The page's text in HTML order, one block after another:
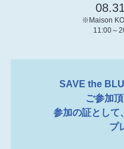
08.31
※Maison
11:00～
SAVE the
ご参加
参加の証として
プ